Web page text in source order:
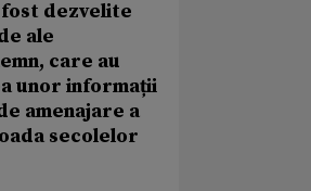
fost dezvelite
ale
care au
unor informații
amenajare a
secolelor